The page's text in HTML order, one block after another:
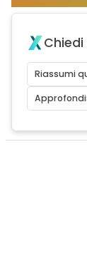
Chiedi
Riassumi